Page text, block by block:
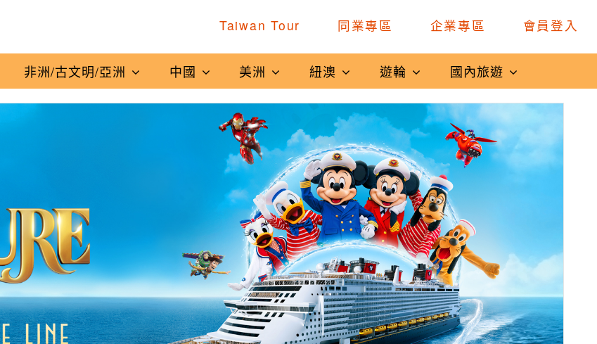
Taiwan Tour 同業專區 企業專區 會員登入
非洲/古文明/亞洲 中國 美洲 紐澳 遊輪 國內旅遊